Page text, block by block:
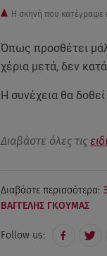
Η σκηνή που κατέγραψε
Όπως προσθέτει
χέρια μετά, δεν
Η συνέχεια θα
Διαβάστε όλες τις
Διαβάστε περισσότερα:
ΒΑΓΓΕΛΗΣ ΓΚΟΥΜΑΣ
Follow us: